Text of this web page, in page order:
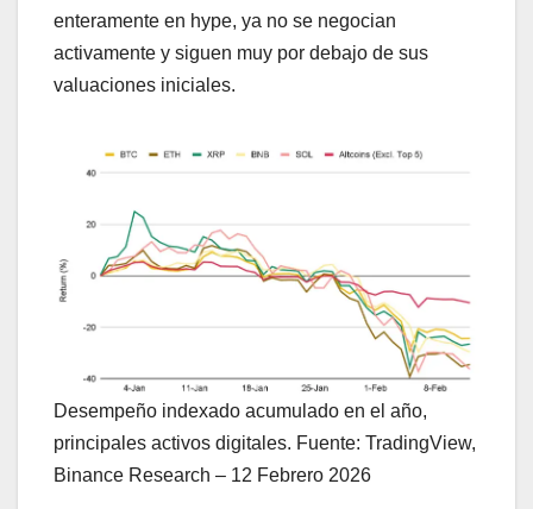
enteramente en hype, ya no se negocian
activamente y siguen muy por debajo de sus
valuaciones iniciales.
Desempeño indexado acumulado en el año,
principales activos digitales. Fuente: TradingView,
Binance Research – 12 Febrero 2026